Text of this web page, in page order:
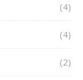
(4)
(4)
(2)